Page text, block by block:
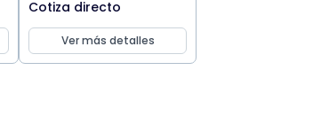
Cotiza directo
Ver más detalles